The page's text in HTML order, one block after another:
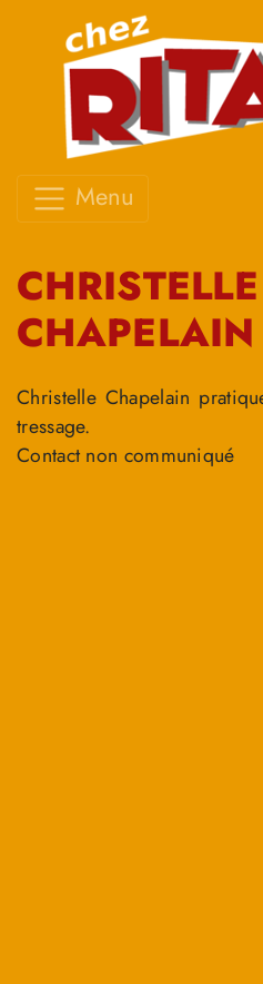
Menu
CHRISTELLE
CHAPELAIN
Christelle Chapelain
tressage.
Contact non communiqué